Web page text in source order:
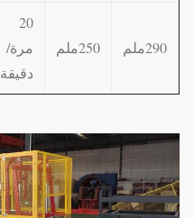
290ملم 250ملم
20
مرة/
دقيقة